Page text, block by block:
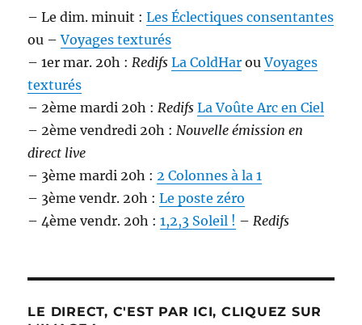
– Le dim. minuit :Les Éclectiques consentantes
ou –Voyages texturés
– 1er mar. 20h :Redifs La ColdHar ouVoyages
texturés
– 2ème mardi 20h :Redifs La Voûte Arc en Ciel
– 2ème vendredi 20h :Nouvelle émission en
direct live
– 3ème mardi 20h :2 Colonnes à la 1
– 3ème vendr. 20h :Le poste zéro
– 4ème vendr. 20h :1,2,3 Soleil ! –Redifs
LE DIRECT, C'EST PAR ICI, CLIQUEZ SUR